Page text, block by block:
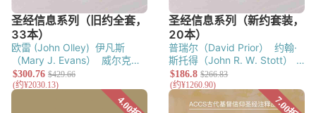
提伯 （Derek J. Tidball） 彼
得‧亚当（Peter Adam）
（Michael Green） 殷格里
（Donald English） 布里杰
（Gordon Bridger）
格莱德希
尔（Tom Gledhill）
（Michael A. Eaton） 泰勒
（John B. Taylor）
（David Allen Hubbard） 莫
德（Alec Motyer） 昆达
（Arthur E. Cundall）
哈里逊
（R. K. Harrison）
（Francis I. Andersen）
希斯
（Richard Hess） 贝克
欧雷 (John Olley) 伊凡斯
（Mary J. Evans）
威尔克
（Michael Wilcock）
（Alec Motyer）
（Ronald S. Wallace） 布瑞
柯德
普瑞尔（David Prior）
约翰·
斯托得（John R. W. Stott）
保罗·巴尼特（Paul Barnett）
布瑞蒙（Raymond Brown）
莫德（Alec Motyer） 米尔恩
（Bruce Milne） 威尔克